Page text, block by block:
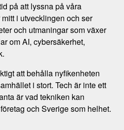
på att lyssna på våra
i utvecklingen och ser
och utmaningar som växer
om AI, cybersäkerhet,
att behålla nyfikenheten
i stort. Tech är inte ett
är vad tekniken kan
och Sverige som helhet.